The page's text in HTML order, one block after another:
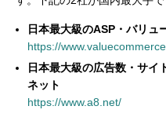
日本最大級のASP・バリュ
https://
日本最大級の広告数・サイ
ネット
https://www.a8.net/